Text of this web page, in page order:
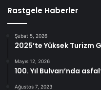
Rastgele Haberler
Şubat 5, 2026
2025’te Yüksek Turizm
Mayıs 12, 2026
100. Yıl Bulvarı’nda
Ağustos 7, 2023